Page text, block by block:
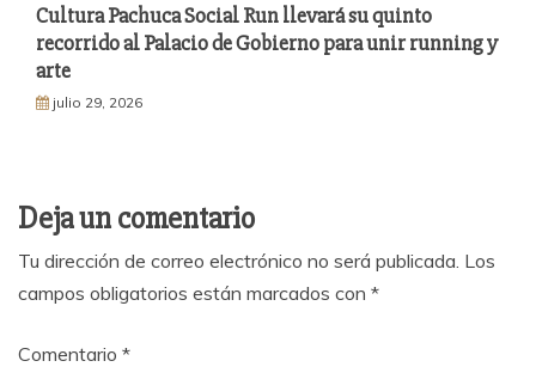
Cultura Pachuca Social Run llevará su quinto
recorrido al Palacio de Gobierno para unir running y
arte
julio 29, 2026
Deja un comentario
Tu dirección de correo electrónico no será publicada. Los
campos obligatorios están marcados con *
Comentario *